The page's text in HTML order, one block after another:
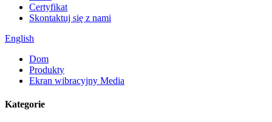
Certyfikat
Skontaktuj się z nami
English
Dom
Produkty
Ekran wibracyjny Media
Kategorie